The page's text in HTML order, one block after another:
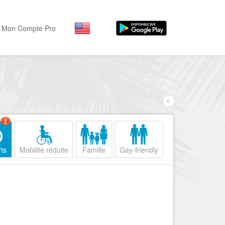
Musées, ...
Sortir
Nice Promenade du
Nice le Port
Nice le Vieux Nice
Mon Compte Pro
1
Mobilité réduite Famille Gay-friendly